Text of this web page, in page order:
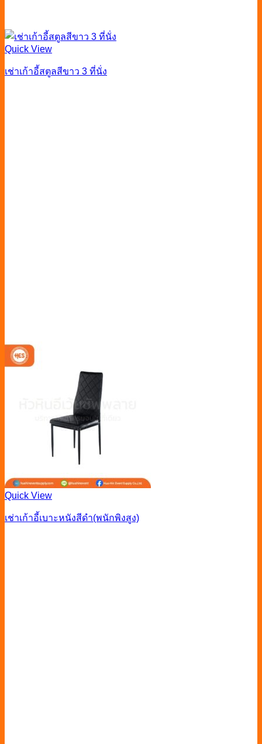
Quick View
เช่าเก้าอี้สตูลสีขาว 3 ที่นั่ง
Quick View
เช่าเก้าอี้เบาะหนังสีดำ(พนักพิงสูง)